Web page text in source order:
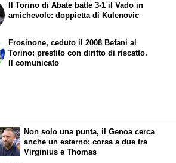
Il Torino di Abate batte 3-1 il Vado in
amichevole: doppietta di Kulenovic
Frosinone, ceduto il 2008 Befani al
Torino: prestito con diritto di riscatto.
Il comunicato
Non solo una punta, il Genoa cerca
anche un esterno: corsa a due tra
Virginius e Thomas